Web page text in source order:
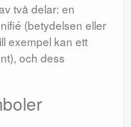
två delar: en
(betydelsen eller
exempel kan ett
och dess